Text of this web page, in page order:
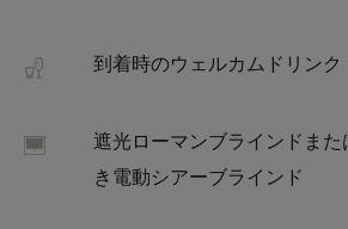
到着時のウェルカムドリンク
遮光ローマンブラインドま
き電動シアーブラインド